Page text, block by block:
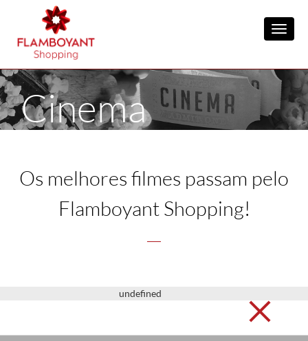
Cinema
Os melhores filmes passam pelo
Flamboyant Shopping!
undefined